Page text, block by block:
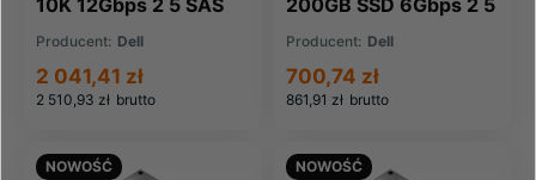
10K 12Gbps 2 5 SAS
4Kn SED (X7NC4-
CML)
Producent: Dell
2 510,93 zł brutto
2 041,41 zł
200GB SSD 6Gbps 2 5
SAS WI (031H89-
CML)
Producent: Dell
861,91 zł brutto
700,74 zł
NOWOŚĆ NOWOŚĆ